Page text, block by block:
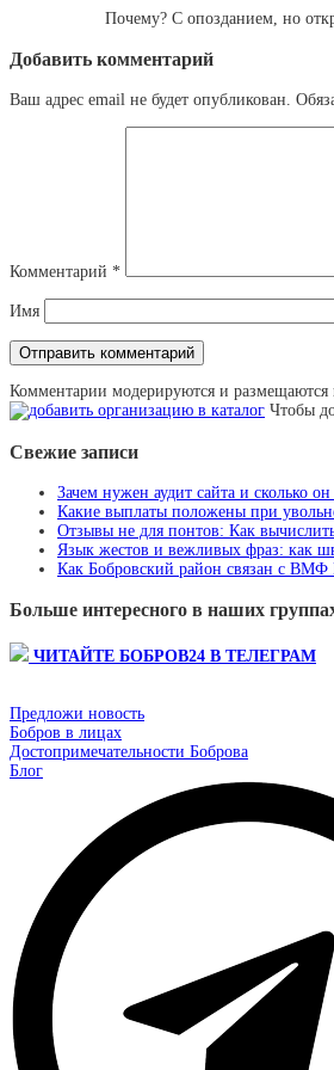
Почему? С опозданием, но
Добавить комментарий
Ваш адрес email не будет опубликован.
Комментарий *
Имя
Комментарии модерируются и размещаются
Чтобы
Свежие записи
Зачем нужен аудит сайта и сколько
Какие выплаты положены при
Отзывы не для понтов: Как
Язык жестов и вежливых фраз: как
Как Бобровский район связан с ВМФ
Больше интересного в наших
ЧИТАЙТЕ БОБРОВ24 В ТЕЛЕГРАМ
Предложи новость
Бобров в лицах
Достопримечательности Боброва
Блог